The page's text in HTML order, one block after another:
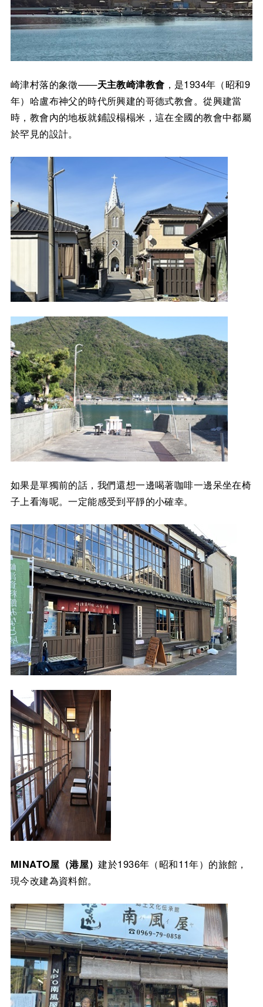
崎津村落的象徵——天主教崎津教會 ，是1934年（昭和9
年）哈盧布神父的時代所興建的哥德式教會。從興建當
時，教會內的地板就鋪設榻榻米，這在全國的教會中都屬
於罕見的設計。
如果是單獨前的話，我們還想一邊喝著咖啡一邊呆坐在椅
子上看海呢。一定能感受到平靜的小確幸。
MINATO屋（港屋）建於1936年（昭和11年）的旅館，
現今改建為資料館。